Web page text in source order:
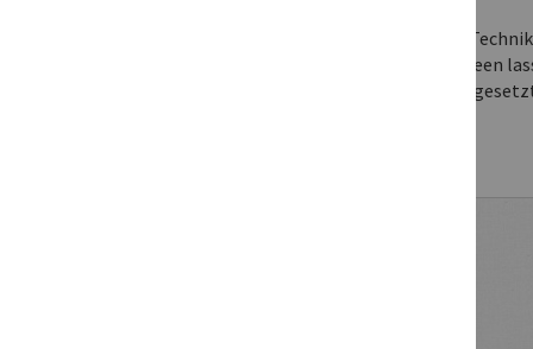
Nils verwendet für die Demonstration der
Die meisten der hier zu Grunde gelegten Ideen
One etc. umsetzen, wobei natürlich